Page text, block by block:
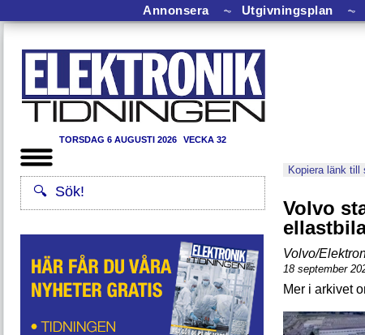
Annonsera ⏦ Utgivningsplan ⏦
TORSDAG 6 AUGUSTI 2026 VECKA 32
Kopiera länk till
Volvo
Volvo/
18 september